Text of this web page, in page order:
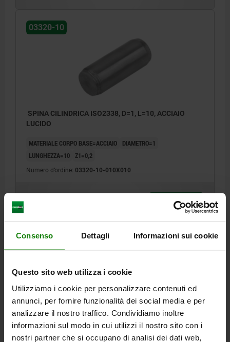
Consenso Dettagli Informazioni sui cookie
Questo sito web utilizza i cookie
Utilizziamo i cookie per personalizzare contenuti ed
annunci, per fornire funzionalità dei social media e per
analizzare il nostro traffico. Condividiamo inoltre
informazioni sul modo in cui utilizzi il nostro sito con i
nostri partner che si occupano di analisi dei dati web,
03320-10
SPINA CILINDRICA ISO2338, D=1, L=10, ACCIAIO
LUCIDO
MATERIALE CORPO BASE=ACCIAIO
DIAMETRO=1
LUNGHEZZA=10 Z1=0,2
Numero d’ordine: 03320-10-010X010
0,16 €
DETTAGLI
03320-10
SPINA CILINDRICA ISO2338, D=1, L=12, ACCIAIO
LUCIDO